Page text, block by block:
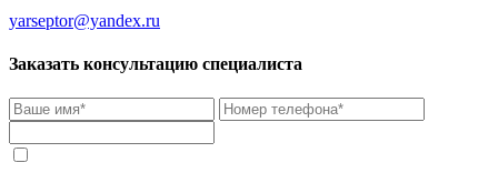
yarseptor@yandex.ru
Заказать консультацию специалиста